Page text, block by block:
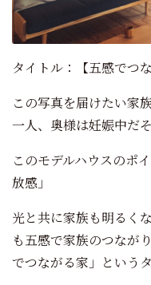
タイトル：【五感でつ
この写真を届けたい家
一人、奥様は妊娠中だそ
このモデルハウスのポ
放感」
光と共に家族も明るく
も五感で家族のつなが
でつながる家」という